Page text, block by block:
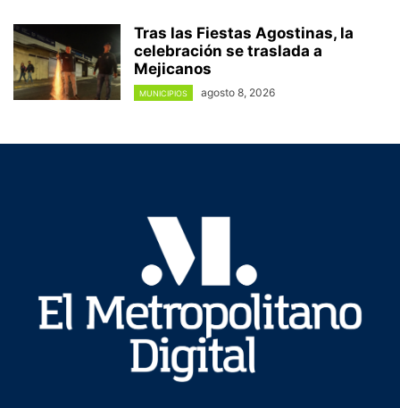
Tras las Fiestas Agostinas, la
celebración se traslada a
Mejicanos
MUNICIPIOS agosto 8, 2026